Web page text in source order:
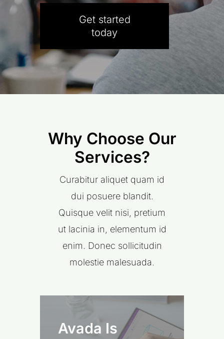
Get started
today
Why Choose Our
Services?
Curabitur aliquet quam id
dui posuere blandit.
Quisque velit nisi, pretium
ut lacinia in, elementum id
enim. Donec sollicitudin
molestie malesuada.
Avada Is